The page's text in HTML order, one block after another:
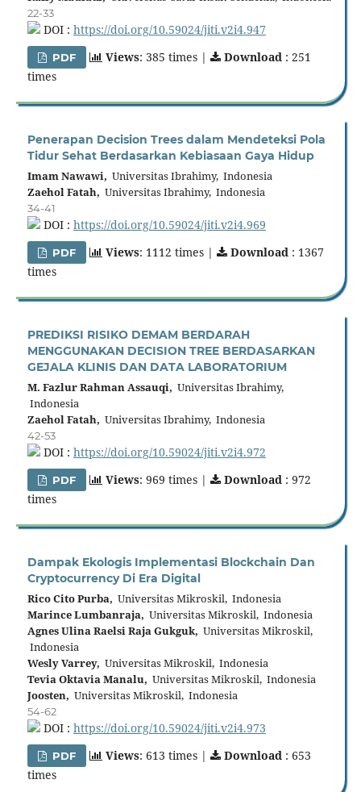
22-33
DOI : https://doi.org/10.59024/jiti.v2i4.947
PDF Views: 385 times | Download : 251
times
Penerapan Decision Trees dalam Mendeteksi Pola
Tidur Sehat Berdasarkan Kebiasaan Gaya Hidup
Imam Nawawi, Universitas Ibrahimy, Indonesia
Zaehol Fatah, Universitas Ibrahimy, Indonesia
34-41
DOI : https://doi.org/10.59024/jiti.v2i4.969
PDF Views: 1112 times | Download : 1367
times
PREDIKSI RISIKO DEMAM BERDARAH
MENGGUNAKAN DECISION TREE BERDASARKAN
GEJALA KLINIS DAN DATA LABORATORIUM
M. Fazlur Rahman Assauqi, Universitas Ibrahimy,
Indonesia
Zaehol Fatah, Universitas Ibrahimy, Indonesia
42-53
DOI : https://doi.org/10.59024/jiti.v2i4.972
PDF Views: 969 times | Download : 972
times
Dampak Ekologis Implementasi Blockchain Dan
Cryptocurrency Di Era Digital
Rico Cito Purba, Universitas Mikroskil, Indonesia
Marince Lumbanraja, Universitas Mikroskil, Indonesia
Agnes Ulina Raelsi Raja Gukguk, Universitas Mikroskil,
Indonesia
Wesly Varrey, Universitas Mikroskil, Indonesia
Tevia Oktavia Manalu, Universitas Mikroskil, Indonesia
Joosten, Universitas Mikroskil, Indonesia
54-62
DOI : https://doi.org/10.59024/jiti.v2i4.973
PDF Views: 613 times | Download : 653
times